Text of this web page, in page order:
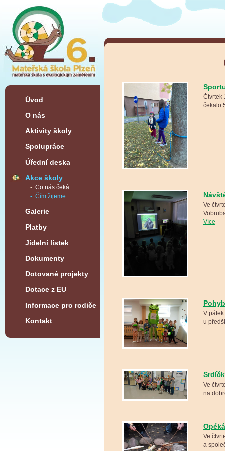
Úvod
O nás
Aktivity školy
Spolupráce
Úřední deska
Akce školy
Co nás čeká
Čím žijeme
Galerie
Platby
Jídelní lístek
Dokumenty
Dotované projekty
Dotace z EU
Informace pro rodiče
Kontakt
Čtvrtek
čekalo
Ve
Více
V
u
Ve
na
Ve
a